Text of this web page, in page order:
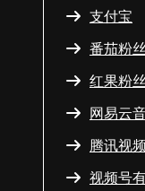
支付宝
番茄粉丝
红果粉丝
网易云
腾讯视频
视频号